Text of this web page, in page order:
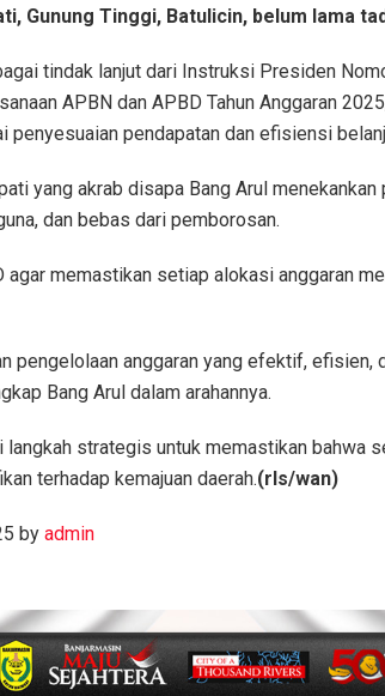
Gunung Tinggi, Batulicin, belum lama
tindak lanjut dari Instruksi Presiden
APBN dan APBD Tahun Anggaran
pendapatan dan efisiensi
yang akrab disapa Bang Arul
dan bebas dari pemborosan.
agar memastikan setiap alokasi anggaran
pengelolaan anggaran yang efektif,
Bang Arul dalam arahannya.
langkah strategis untuk memastikan bahwa
terhadap kemajuan daerah.(rls/wan)
by admin